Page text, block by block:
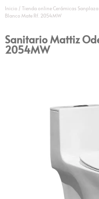
Inicio / Tienda online Cerámicas Sanplaza
Blanco Mate Rf. 2054MW
Sanitario Mattiz
2054MW